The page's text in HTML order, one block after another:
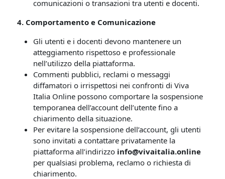
comunicazioni o transazioni tra utenti e docenti.
4. Comportamento e Comunicazione
Gli utenti e i docenti devono mantenere un
atteggiamento rispettoso e professionale
nell’utilizzo della piattaforma.
Commenti pubblici, reclami o messaggi
diffamatori o irrispettosi nei confronti di Viva
Italia Online possono comportare la sospensione
temporanea dell’account dell’utente fino a
chiarimento della situazione.
Per evitare la sospensione dell’account, gli utenti
sono invitati a contattare privatamente la
piattaforma all’indirizzo info@vivaitalia.online
per qualsiasi problema, reclamo o richiesta di
chiarimento.